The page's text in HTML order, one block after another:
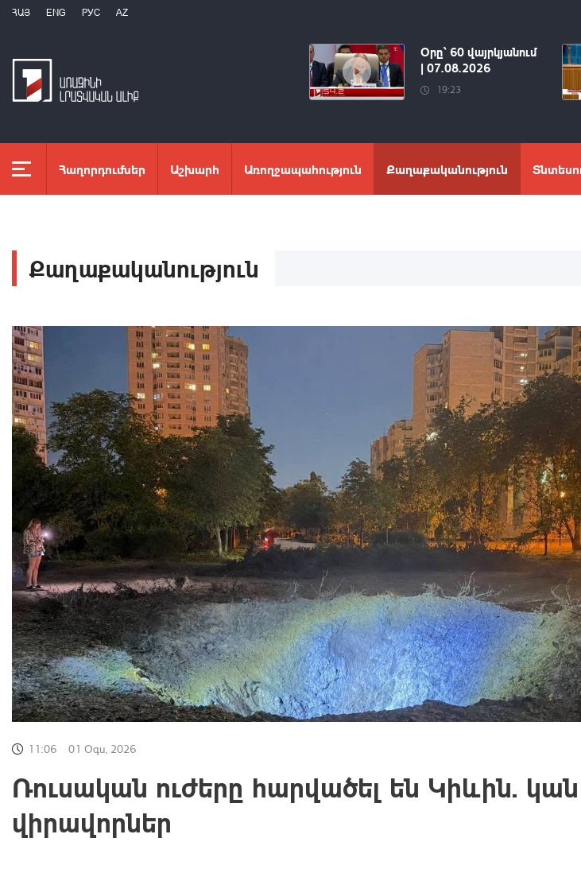
ՀԱՅ ENG РУС AZ
Օրը՝ 60 վայրկյանում
| 07.08.2026
19:23
Հաղորդումներ Աշխարհ Առողջապահություն Քաղաքականություն
Քաղաքականություն
11:06 01 Օգս, 2026
Ռուսական ուժերը հարվածել են Կիևին.
վիրավորներ